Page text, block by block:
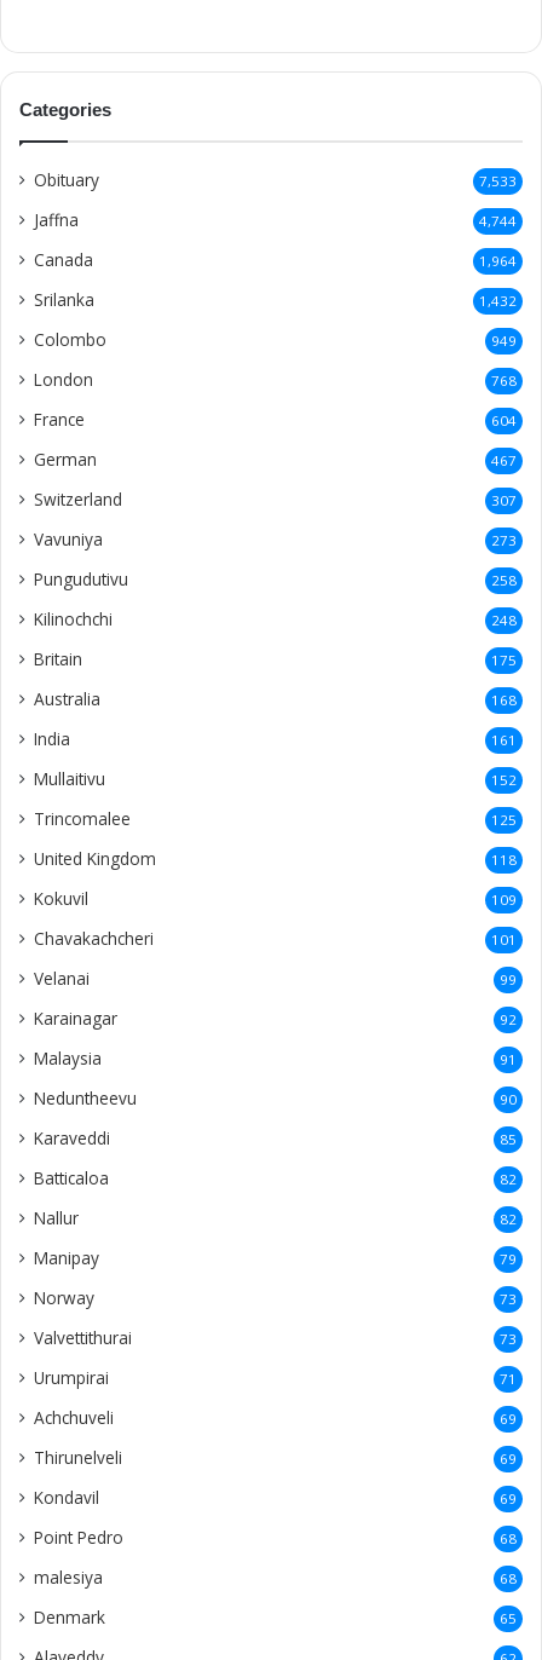
Categories
Obituary 7,533
Jaffna 4,744
Canada 1,964
Srilanka 1,432
Colombo 949
London 768
France 604
German 467
Switzerland 307
Vavuniya 273
Pungudutivu 258
Kilinochchi 248
Britain 175
Australia 168
India 161
Mullaitivu 152
Trincomalee 125
United Kingdom 118
Kokuvil 109
Chavakachcheri 101
Velanai 99
Karainagar 92
Malaysia 91
Neduntheevu 90
Karaveddi 85
Batticaloa 82
Nallur 82
Manipay 79
Norway 73
Valvettithurai 73
Urumpirai 71
Achchuveli 69
Thirunelveli 69
Kondavil 69
Point Pedro 68
malesiya 68
Denmark 65